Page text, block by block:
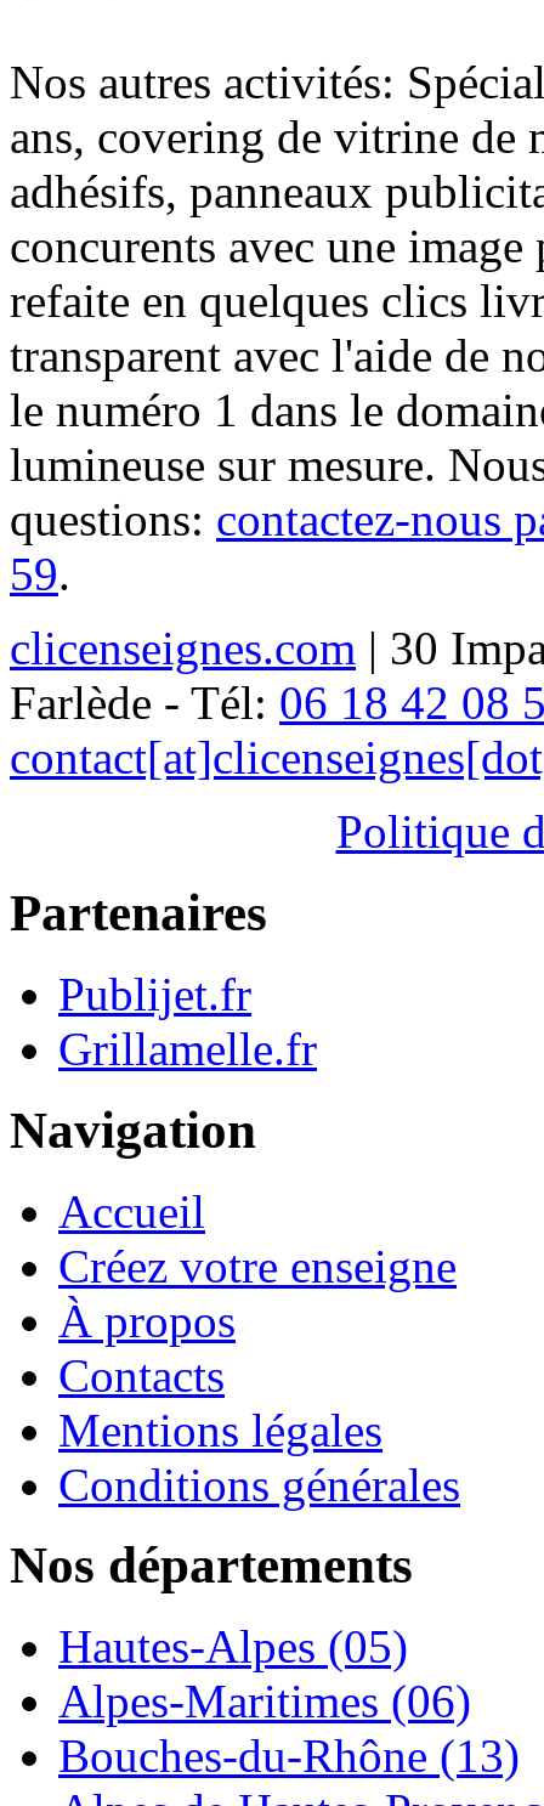
Nos autres activités:
ans, covering de vitrine de
adhésifs, panneaux
concurents avec une
refaite en quelques clics
transparent avec l'aide de
le numéro 1 dans le
lumineuse sur mesure.
questions: contactez-nous
59.
clicenseignes.com | 30
Farlède - Tél: 06 18 42 08
Politique
Partenaires
Publijet.fr
Grillamelle.fr
Navigation
Accueil
Créez votre enseigne
À propos
Contacts
Mentions légales
Conditions générales
Nos départements
Hautes-Alpes (05)
Alpes-Maritimes (06)
Bouches-du-Rhône (13)